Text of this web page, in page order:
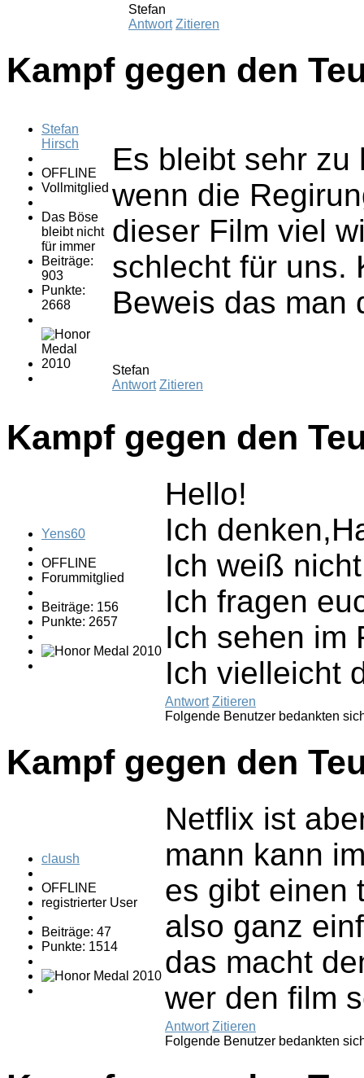
Stefan
Antwort Zitieren
Kampf gegen den
Stefan
Hirsch
OFFLINE
Vollmitglied
Das Böse
bleibt nicht
für immer
Beiträge:
903
Punkte:
2668
Es bleibt sehr zu
wenn die
dieser Film viel
schlecht für uns.
Beweis das man
Stefan
Antwort Zitieren
Kampf gegen den
Yens60
OFFLINE
Forummitglied
Beiträge: 156
Punkte: 2657
Hello!
Ich
Ich weiß
Ich fragen
Ich sehen im
Ich vielleicht
Antwort Zitieren
Folgende Benutzer bedankten
Kampf gegen den
claush
OFFLINE
registrierter User
Beiträge: 47
Punkte: 1514
Netflix ist
mann kann
es gibt einen
also ganz
das macht
wer den film
Antwort Zitieren
Folgende Benutzer bedankten